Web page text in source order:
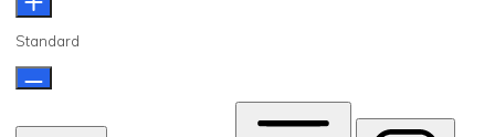
Standard